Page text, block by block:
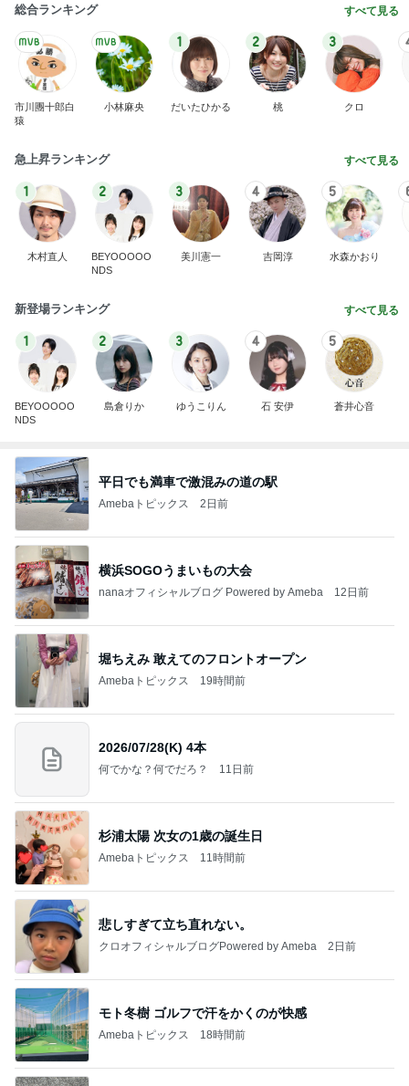
総合ランキング すべて見る
市川團十郎白
猿
小林麻央
1
だいたひかる
2
桃
3
クロ
急上昇ランキング すべて見る
1
木村直人
2
BEYOOOOO
NDS
3
美川憲一
4
吉岡淳
5
水森かおり
新登場ランキング すべて見る
1
BEYOOOOO
NDS
2
島倉りか
3
ゆうこりん
4
石 安伊
5
蒼井心音
平日でも満車で激混みの道の駅
Amebaトピックス 2日前
横浜SOGOうまいもの大会
nanaオフィシャルブログ Powered by Ameba 12日前
堀ちえみ 敢えてのフロントオープン
Amebaトピックス 19時間前
2026/07/28(K) 4本
何でかな？何でだろ？ 11日前
杉浦太陽 次女の1歳の誕生日
Amebaトピックス 11時間前
悲しすぎて立ち直れない。
クロオフィシャルブログPowered by Ameba 2日前
モト冬樹 ゴルフで汗をかくのが快感
Amebaトピックス 18時間前